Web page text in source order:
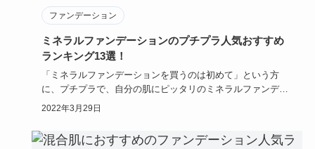
ファンデーション
ミネラルファンデーションのプチプラ人気おすすめ
ランキング13選！
「ミネラルファンデーションを買うのは初めて」という方
に、プチプラで、自分の肌にピッタリのミネラルファンデー
ションをご紹介し…
2022年3月29日